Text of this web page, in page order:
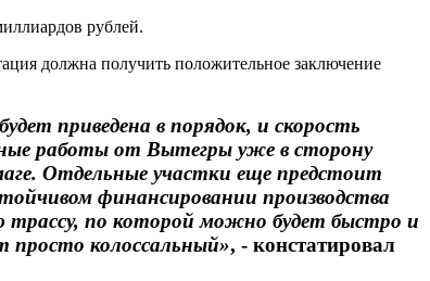
рублей.
должна получить положительное заключение
приведена в порядок, и скорость
работы от Вытегры уже в сторону
Отдельные участки еще предстоит
финансировании производства
трассу, по которой можно будет быстро и
колоссальный», - констатировал